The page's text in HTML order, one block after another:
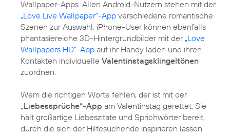
Wallpaper-Apps. Allen Android-Nutzern stehen mit der
„Love Live Wallpaper“-App verschiedene romantische
Szenen zur Auswahl. iPhone-User können ebenfalls
phantasiereiche 3D-Hintergrundbilder mit der „Love
Wallpapers HD“-App auf ihr Handy laden und ihren
Kontakten individuelle Valentinstagsklingeltönen
zuordnen.
Wem die richtigen Worte fehlen, der ist mit der
„Liebessprüche“-App am Valentinstag gerettet. Sie
hält großartige Liebeszitate und Sprichwörter bereit,
durch die sich der Hilfesuchende inspirieren lassen